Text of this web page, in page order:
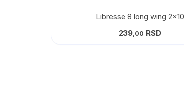
Libresse 8 long wing 2×10
239,00 RSD